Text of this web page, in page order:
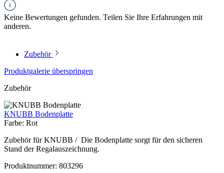
Keine Bewertungen gefunden. Teilen Sie Ihre Erfahrungen mit
anderen.
Zubehör
Produktgalerie überspringen
Zubehör
KNUBB Bodenplatte
Farbe: Rot
Zubehör für KNUBB / Die Bodenplatte sorgt für den sicheren
Stand der Regalauszeichnung.
Produktnummer: 803296